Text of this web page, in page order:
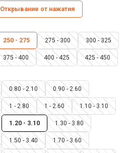
Открывание от нажатия
250 - 275 275 - 300 300 - 325
375 - 400 400 - 425 425 - 450
0.80 - 2.10 0.90 - 2.60
1 - 2.80 1 - 2.60 1.10 - 3.10
1.20 - 3.10 1.30 - 3.80
1.50 - 3.40 1.70 - 3.60